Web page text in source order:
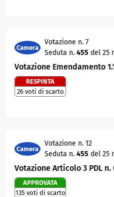
Camera
Votazione n. 7
Seduta n. 455 del 25
Votazione Emendamento
RESPINTA
26 voti di scarto
Camera
Votazione n. 12
Seduta n. 455 del 25
Votazione Articolo 3 PDL n.
APPROVATA
135 voti di scarto